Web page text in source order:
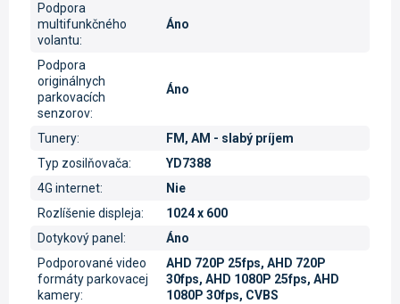
Podpora
multifunkčného
volantu:
Áno
Podpora
originálnych
parkovacích
senzorov:
Áno
Tunery:
FM, AM - slabý príjem
Typ zosilňovača:
YD7388
4G internet:
Nie
Rozlíšenie displeja:
1024 x 600
Dotykový panel :
Áno
Podporované video
formáty parkovacej
kamery:
AHD 720P 25fps, AHD 720P
30fps, AHD 1080P 25fps, AHD
1080P 30fps, CVBS